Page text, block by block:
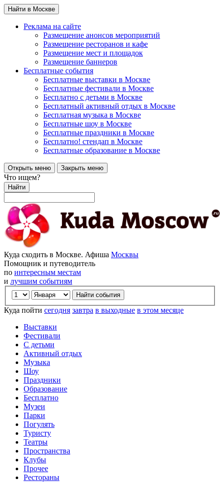
Найти в Москве
Реклама на сайте
Размещение анонсов мероприятий
Размещение ресторанов и кафе
Размещение мест и площадок
Размещение баннеров
Бесплатные события
Бесплатные выставки в Москве
Бесплатные фестивали в Москве
Бесплатно с детьми в Москве
Бесплатный активный отдых в Москве
Бесплатная музыка в Москве
Бесплатные шоу в Москве
Бесплатные праздники в Москве
Бесплатно! стендап в Москве
Бесплатные образование в Москве
Открыть меню Закрыть меню
Что ищем?
Найти
Куда сходить в Москве. Афиша Москвы
Помощник и путеводитель
по интересным местам
и лучшим событиям
Куда пойти сегодня завтра в выходные в этом месяце
Выставки
Фестивали
С детьми
Активный отдых
Музыка
Шоу
Праздники
Образование
Бесплатно
Музеи
Парки
Погулять
Туристу
Театры
Пространства
Клубы
Прочее
Рестораны